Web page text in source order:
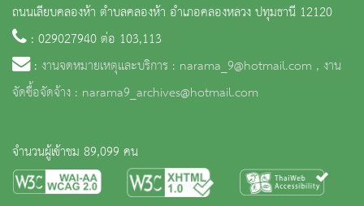
ถนนเลียบคลองห้า ตำบลคลองห้า อำเภอคลองหลวง ปทุมธานี 12120
: 029027940 ต่อ 103,113
: งานจดหมายเหตุและบริการ : narama_9@hotmail.com , งาน
จัดซื้อจัดจ้าง : narama9_archives@hotmail.com
จำนวนผู้เข้าชม 89,099 คน